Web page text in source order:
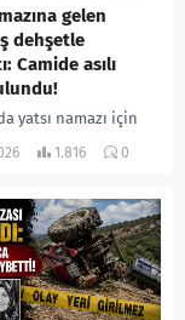
gelen
dehşetle
Camide asılı
yatsı namazı için
bir vatandaş,
edilen...
1.816 0